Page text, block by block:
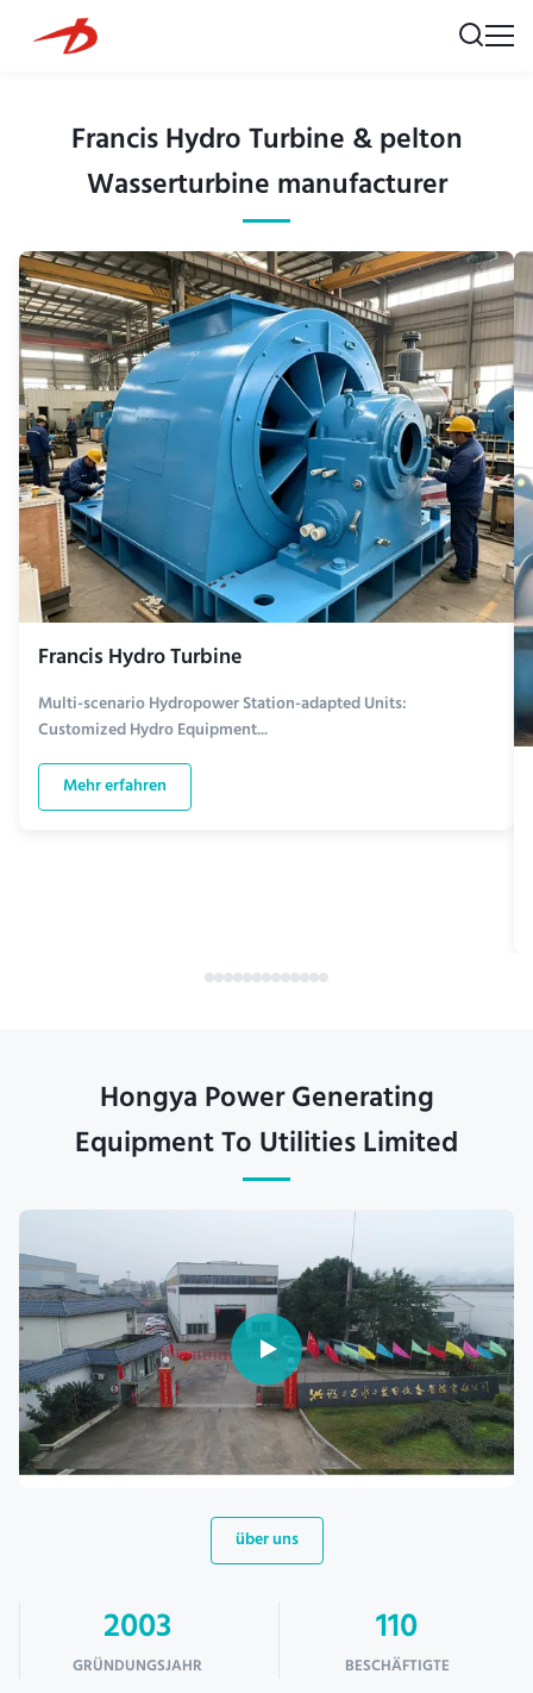
Francis Hydro Turbine & pelton
Wasserturbine manufacturer
Francis Hydro Turbine
Multi-scenario Hydropower Station-adapted Units:
Customized Hydro Equipment...
Mehr erfahren
Hongya Power Generating
Equipment To Utilities Limited
über uns
2003
GRÜNDUNGSJAHR
110
BESCHÄFTIGTE